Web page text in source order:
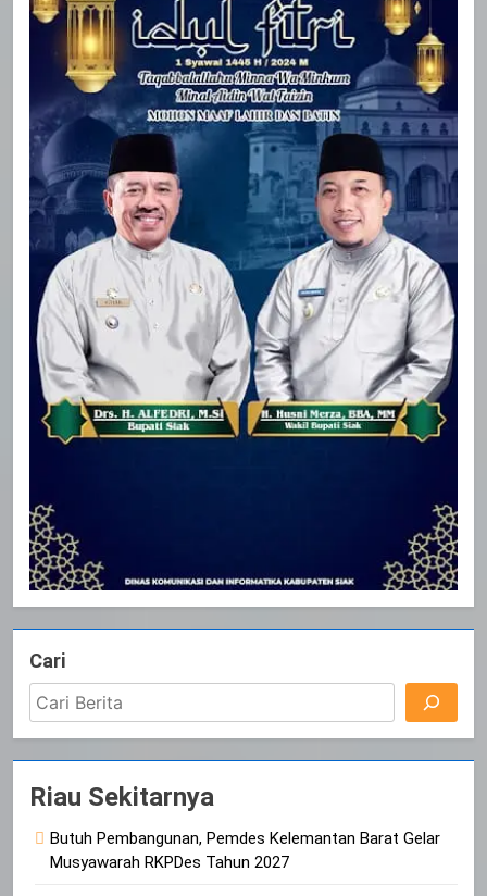
Cari
Riau Sekitarnya
Butuh Pembangunan, Pemdes Kelemantan Barat Gelar
Musyawarah RKPDes Tahun 2027